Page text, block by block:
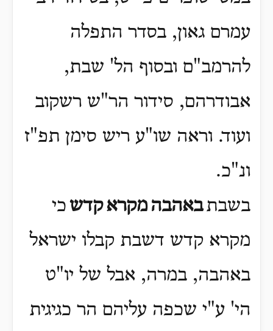
עמרם גאון, בסדר התפלה
להרמב"ם ובסוף הל' שבת,
אבודרהם, סידור הר"ש רשקוב
ועוד. וראה שו"ע ריש סימן תפ"ז
ונ"כ.
בשבתבאהבה מקראקדשכי
מקרא קדש דשבת קבלו ישראל
באהבה, במרה, אבל של יו"ט
הי' ע"י שכפה עליהם הר כגיגית